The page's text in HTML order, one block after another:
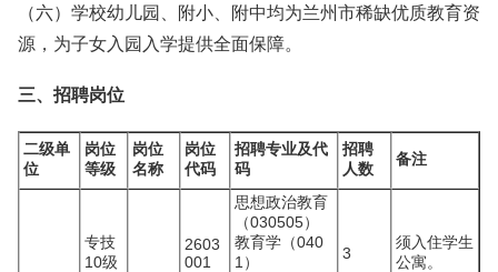
（六）学校幼儿园、附小、附中均为兰州市稀缺优质教育资
源，为子女入园入学提供全面保障。
三、招聘岗位
二级单
位
岗位
等级
岗位
名称
岗位
代码
招聘专业及代
码
招聘
人数
备注
专技
10级
2603
001
思想政治教育
（030505）
教育学（040
1）
3
须入住学生
公寓。